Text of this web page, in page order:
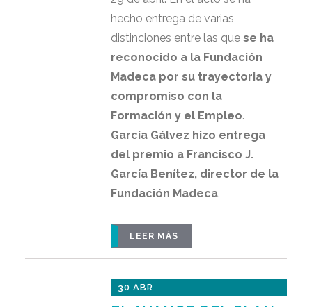
hecho entrega de varias
distinciones entre las que se ha
reconocido a la Fundación
Madeca por su trayectoria y
compromiso con la
Formación y el Empleo.
García Gálvez hizo entrega
del premio a Francisco J.
García Benítez, director de la
Fundación Madeca.
LEER MÁS
30 ABR